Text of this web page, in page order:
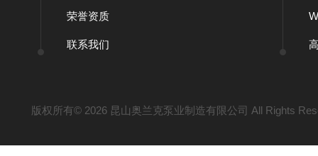
荣誉资质
联系我们
版权所有© 2026 昆山奥兰克泵业制造有限公司 All Rights